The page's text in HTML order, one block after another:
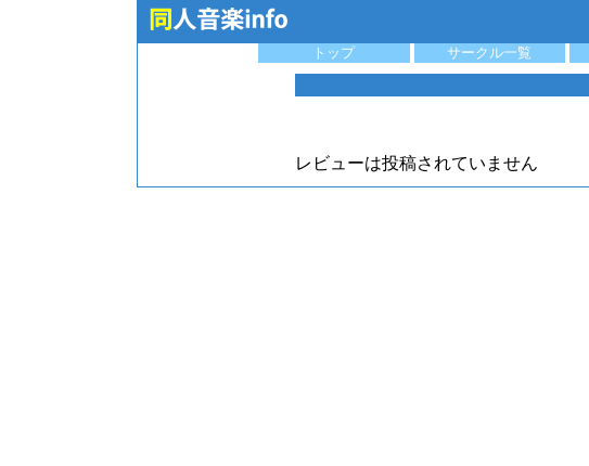
トップ
サークル一覧
レビューは投稿されていません